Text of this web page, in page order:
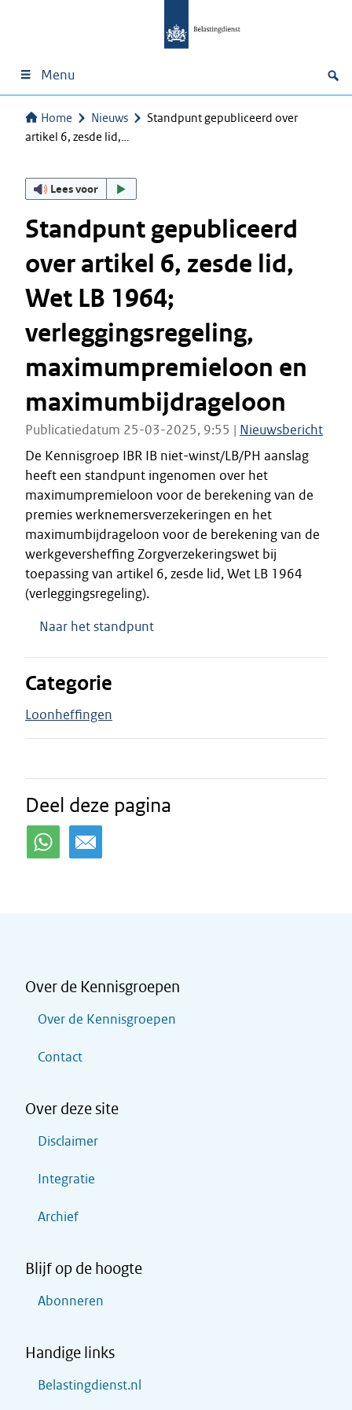
Menu
Home Nieuws
Standpunt gepubliceerd over
artikel 6, zesde lid,…
Lees voor
Standpunt gepubliceerd
over artikel 6, zesde lid,
Wet LB 1964;
verleggingsregeling,
maximumpremieloon en
maximumbijdrageloon
Publicatiedatum 25-03-2025, 9:55 | Nieuwsbericht
De Kennisgroep IBR IB niet-winst/LB/PH aanslag
heeft een standpunt ingenomen over het
maximumpremieloon voor de berekening van de
premies werknemersverzekeringen en het
maximumbijdrageloon voor de berekening van de
werkgeversheffing Zorgverzekeringswet bij
toepassing van artikel 6, zesde lid, Wet LB 1964
(verleggingsregeling).
Naar het standpunt
Categorie
Loonheffingen
Deel deze pagina
Over de Kennisgroepen
Over de Kennisgroepen
Contact
Over deze site
Disclaimer
Integratie
Archief
Blijf op de hoogte
Abonneren
Handige links
Belastingdienst.nl